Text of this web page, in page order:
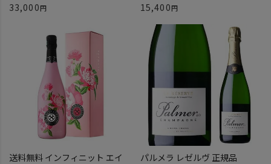
33,000
15,400
送料無料 インフィニット エイ
パルメラ レゼルヴ 正規品